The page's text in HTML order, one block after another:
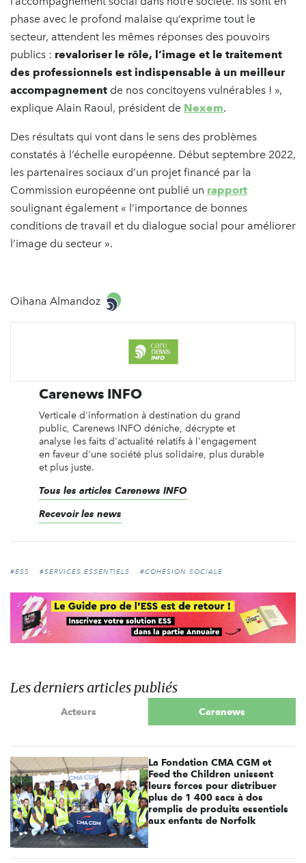
phase avec le profond malaise qu’exprime tout le
secteur, attendent les mêmes réponses des pouvoirs
publics : revaloriser le rôle, l’image et le traitement
des professionnels est indispensable à un meilleur
accompagnement de nos concitoyens vulnérables ! »,
explique Alain Raoul, président de Nexem.
Des résultats qui vont dans le sens des problèmes
constatés à l’échelle européenne. Début septembre 2022,
les partenaires sociaux d’un projet financé par la
Commission européenne ont publié un rapport
soulignant également « l’importance de bonnes
conditions de travail et du dialogue social pour améliorer
l’image du secteur ».
Oihana Almandoz
Carenews INFO
Verticale d'information à destination du grand
public, Carenews INFO déniche, décrypte et
analyse les faits d'actualité relatifs à l'engagement
en faveur d'une société plus solidaire, plus durable
et plus juste.
Tous les articles Carenews INFO
Recevoir les news
#ESS #SERVICES ESSENTIELS #COHÉSION SOCIALE
Les derniers articles publiés
Acteurs Carenews
La Fondation CMA CGM et
Feed the Children unissent
leurs forces pour distribuer
plus de 1 400 sacs à dos
remplis de produits essentiels
aux enfants de Norfolk